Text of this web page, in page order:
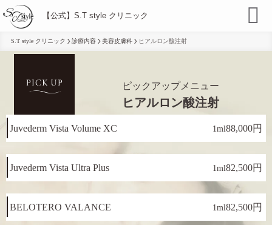
【公式】S.T style クリニック
S.T style クリニック 診療内容 美容皮膚科 ヒアルロン酸注射
ピックアップメニュー
ヒアルロン酸注射
Juvederm Vista Volume XC 1ml88,000円
Juvederm Vista Ultra Plus 1ml82,500円
BELOTERO VALANCE 1ml82,500円